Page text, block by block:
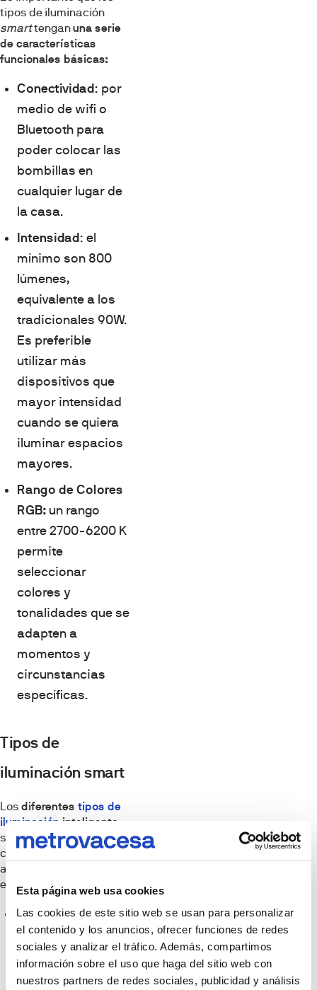
Esta página web usa cookies
Las cookies de este sitio web se usan para personalizar
el contenido y los anuncios, ofrecer funciones de redes
sociales y analizar el tráfico. Además, compartimos
información sobre el uso que haga del sitio web con
nuestros partners de redes sociales, publicidad y análisis
tipos de iluminación
smarttenganuna serie
de características
funcionales básicas:
Conectividad : por
medio de wifi o
Bluetooth para
poder colocar las
bombillas en
cualquier lugar de
la casa.
Intensidad : el
mínimo son 800
lúmenes,
equivalente a los
tradicionales 90W.
Es preferible
utilizar más
dispositivos que
mayor intensidad
cuando se quiera
iluminar espacios
mayores.
Rango de Colores
RGB: un rango
entre 2700-6200 K
permite
seleccionar
colores y
tonalidades que se
adapten a
momentos y
circunstancias
específicas.
Tipos de
iluminación smart
Los diferentes tipos de
iluminación inteligente
son fundamentales para
conseguir que se
adecúen a los diferentes
espacios del hogar.
Iluminación
general: ilumina
toda la estancia
sin generar